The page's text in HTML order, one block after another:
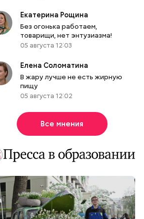
Екатерина Рощина
Без огонька работаем,
товарищи, нет энтузиазма!
05 августа 12:03
Елена Соломатина
В жару лучше не есть жирную
пищу
05 августа 12:02
Все мнения